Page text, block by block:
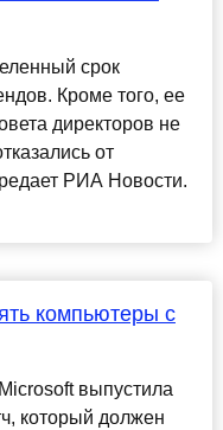
срок
Кроме того, ее
директоров не
от
РИА Новости.
компьютеры с
выпустила
который должен